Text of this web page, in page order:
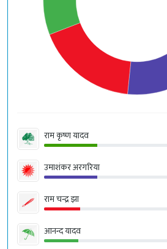
राम कृष्ण यादव
उमाशंकर अरगरिया
राम चन्द्र झा
आनन्द यादव